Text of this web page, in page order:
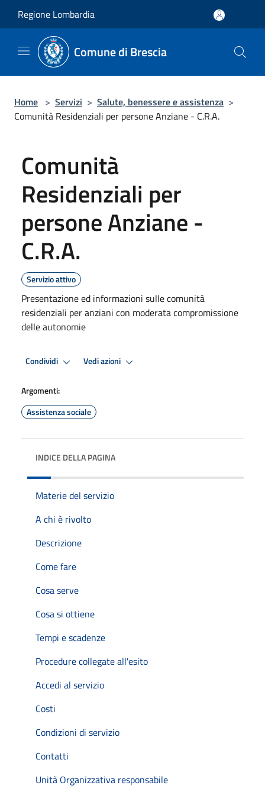
Regione Lombardia
Comune di Brescia
Home > Servizi > Salute, benessere e assistenza >
Comunità Residenziali per persone Anziane - C.R.A.
Comunità
Residenziali per
persone Anziane -
C.R.A.
Servizio attivo
Presentazione ed informazioni sulle comunità
residenziali per anziani con moderata compromissione
delle autonomie
Condividi Vedi azioni
Argomenti:
Assistenza sociale
INDICE DELLA PAGINA
Materie del servizio
A chi è rivolto
Descrizione
Come fare
Cosa serve
Cosa si ottiene
Tempi e scadenze
Procedure collegate all'esito
Accedi al servizio
Costi
Condizioni di servizio
Contatti
Unità Organizzativa responsabile